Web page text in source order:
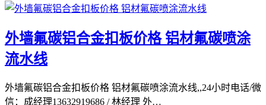
外墙氟碳铝合金扣板价格 铝材氟碳喷涂
流水线
外墙氟碳铝合金扣板价格 铝材氟碳喷涂流水线,,24小时电话/微
信：成经理13632919686 / 林经理 外…